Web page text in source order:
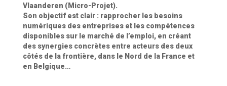
Vlaanderen (Micro-Projet).
Son objectif est clair : rapprocher les besoins
numériques des entreprises et les compétences
disponibles sur le marché de l’emploi, en créant
des synergies concrètes entre acteurs des deux
côtés de la frontière, dans le Nord de la France et
en Belgique…